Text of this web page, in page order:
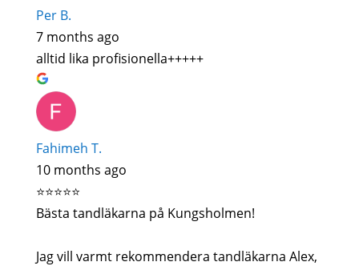
Per B.
7 months ago
alltid lika profisionella+++++
Fahimeh T.
10 months ago
⭐️⭐️⭐️⭐️⭐️
Bästa tandläkarna på Kungsholmen!
Jag vill varmt rekommendera tandläkarna Alex,